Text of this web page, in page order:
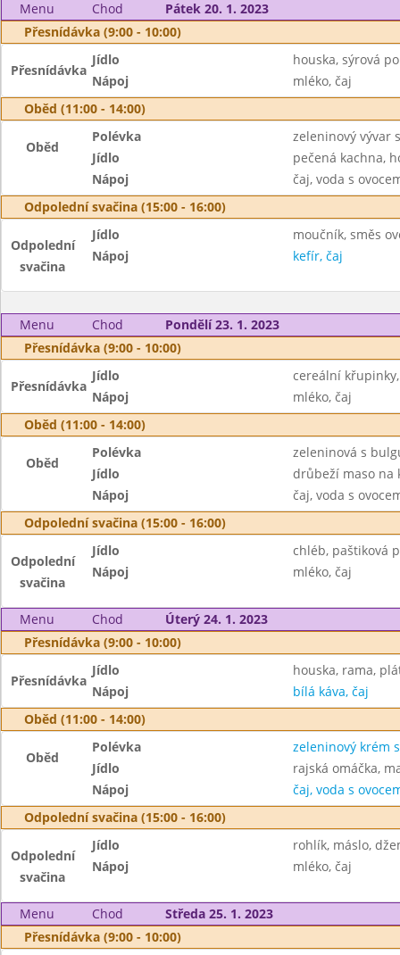
Menu Chod
Pátek 20. 1. 2023
Přesnídávka (9:00 - 10:00)
Přesnídávka
Jídlo
houska, sýrová
Nápoj
mléko, čaj
Oběd (11:00 - 14:00)
Oběd
Polévka
zeleninový vývar
Jídlo
pečená kachna,
Nápoj
čaj, voda s
Odpolední svačina (15:00 - 16:00)
Odpolední
svačina
Jídlo
moučník, směs
Nápoj
kefír, čaj
Menu Chod
Pondělí 23. 1. 2023
Přesnídávka (9:00 - 10:00)
Přesnídávka
Jídlo
cereální
Nápoj
mléko, čaj
Oběd (11:00 - 14:00)
Oběd
Polévka
zeleninová s
Jídlo
drůbeží maso na
Nápoj
čaj, voda s
Odpolední svačina (15:00 - 16:00)
Odpolední
svačina
Jídlo
chléb, paštiková
Nápoj
mléko, čaj
Menu Chod
Úterý 24. 1. 2023
Přesnídávka (9:00 - 10:00)
Přesnídávka
Jídlo
houska, rama,
Nápoj
bílá káva, čaj
Oběd (11:00 - 14:00)
Oběd
Polévka
zeleninový krém
Jídlo
rajská omáčka,
Nápoj
čaj, voda s
Odpolední svačina (15:00 - 16:00)
Odpolední
svačina
Jídlo
rohlík, máslo,
Nápoj
mléko, čaj
Menu Chod
Středa 25. 1. 2023
Přesnídávka (9:00 - 10:00)